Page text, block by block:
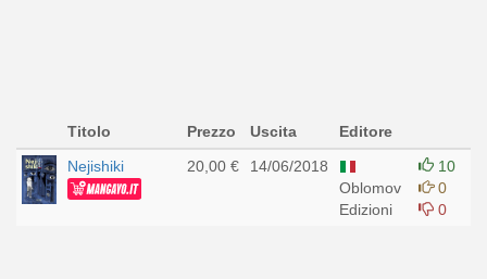
Titolo Prezzo Uscita
Editore
Nejishiki
20,00 €
14/06/2018
Oblomov
Edizioni
10
0
0